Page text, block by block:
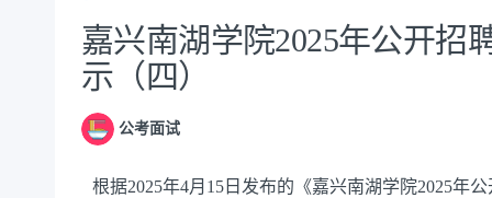
公告正文
嘉兴南湖学院2025年公开招
示（四）
公考面试
根据2025年4月15日发布的《嘉兴南湖学院2025年